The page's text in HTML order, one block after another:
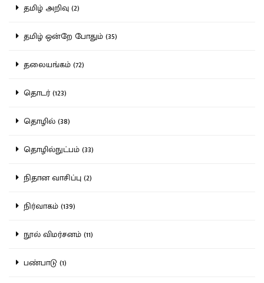
தமிழ் அறிவு (2)
தமிழ் ஒன்றே போதும் (35)
தலையங்கம் (72)
தொடர் (123)
தொழில் (38)
தொழில்நுட்பம் (33)
நிதான வாசிப்பு (2)
நிர்வாகம் (139)
நூல் விமர்சனம் (11)
பண்பாடு (1)